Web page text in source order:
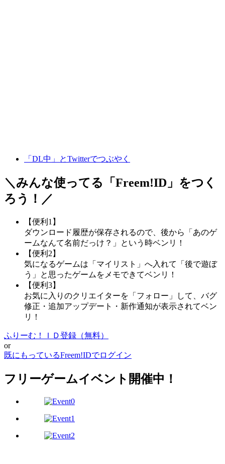
「DL中」とTwitterでつぶやく
＼みんな使ってる「 Freem!ID 」をつく
ろう！／
【便利1】
ダウンロード履歴が保存されるので、後から「あのゲ
ームなんて名前だっけ？」という時ベンリ！
【便利2】
気になるゲームは「マイリスト」へ入れて「後で遊ぼ
う」と思ったゲームをメモできてベンリ！
【便利3】
お気に入りのクリエイターを「フォロー」して、バグ
修正・追加アップデート・新作通知が表示されてベン
リ！
ふりーむ！ＩＤ登録（無料）
or
既にもっているFreem!IDでログイン
フリーゲームイベント開催中！